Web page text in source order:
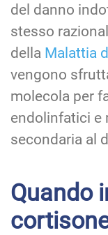
del danno
stesso
della Malattia
vengono
molecola per
endolinfatici e
secondaria al
Quando